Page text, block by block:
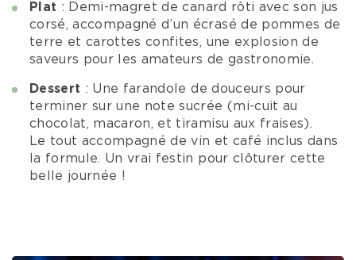
Plat : Demi-magret de canard rôti avec son jus
corsé, accompagné d’un écrasé de pommes de
terre et carottes confites, une explosion de
saveurs pour les amateurs de gastronomie.
Dessert : Une farandole de douceurs pour
terminer sur une note sucrée (mi-cuit au
chocolat, macaron, et tiramisu aux fraises).
Le tout accompagné de vin et café inclus dans
la formule. Un vrai festin pour clôturer cette
belle journée !